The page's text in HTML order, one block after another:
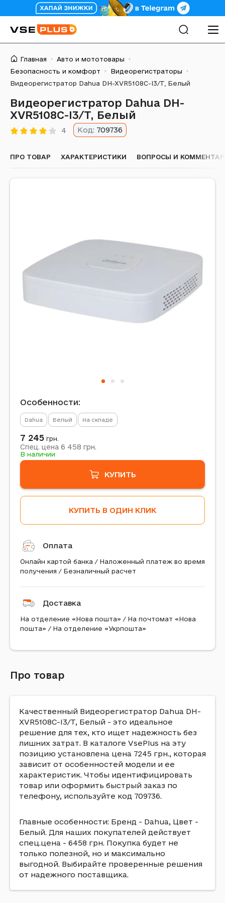
Главная
Авто и мототовары
Безопасность и комфорт
Видеорегистраторы
Видеорегистратор Dahua DH-XVR5108C-I3/T, Белый
Видеорегистратор Dahua DH-
XVR5108C-I3/T, Белый
4 Код: 709736
ПРО ТОВАР ХАРАКТЕРИСТИКИ ВОПРОСЫ И
Особенности:
Dahua Белый На складе
7 245 грн.
Спец. цена 6 458 грн.
В наличии
КУПИТЬ
КУПИТЬ В ОДИН КЛИК
Оплата
Онлайн картой банка / Наложенный платеж во время
получения / Безналичный расчет
Доставка
На отделение «Нова пошта» / На почтомат «Нова
пошта» / На отделение «Укрпошта»
Про товар
Качественный Видеорегистратор Dahua DH-
XVR5108C-I3/T, Белый - это идеальное
решение для тех, кто ищет надежность без
лишних затрат. В каталоге VsePlus на эту
позицию установлена цена 7245 грн., которая
зависит от особенностей модели и ее
характеристик. Чтобы идентифицировать
товар или оформить быстрый заказ по
телефону, используйте код 709736.
Главные особенности: Бренд - Dahua, Цвет -
Белый. Для наших покупателей действует
спец.цена - 6458 грн. Покупка будет не
только полезной, но и максимально
выгодной. Выбирайте проверенные решения
от надежного поставщика.